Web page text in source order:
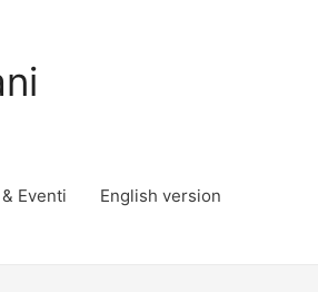
Eventi English version